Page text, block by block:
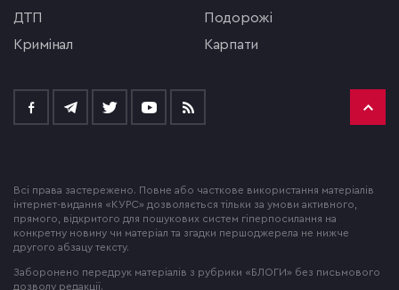
ДТП
кримінал
подорожі
Карпати
Всі права застережено. Повне або часткове використання матеріалів
інтернет-видання «КУРС» дозволяється тільки за умови активного,
прямого, відкритого для пошукових систем гіперпосилання на
конкретну новину чи матеріал та згадки першоджерела не нижче
другого абзацу тексту.
Заборонено передрук матеріалів з рубрики «БЛОГИ» без письмового
дозволу редакції.